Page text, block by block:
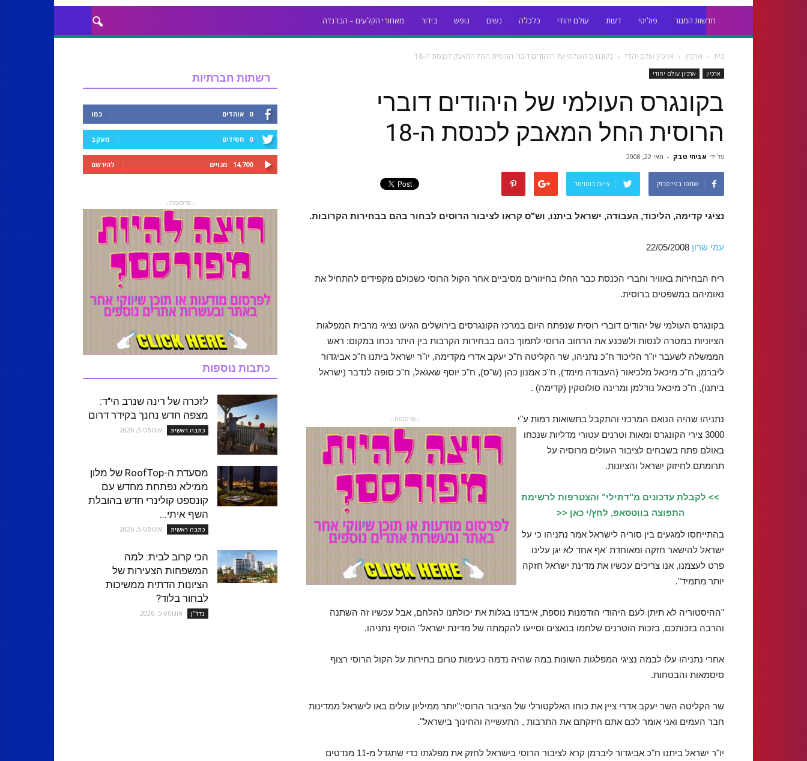
חדשות המגזר פוליטי דעות עולם יהודי כלכלה נשים נופש בידור מאחורי הקלעים – הברנז'ה
בית ארכיון ארכיון עולם יהודי בקונגרס העולמי של היהודים דוברי הרוסית החל המאבק לכנסת ה-18
ארכיון ארכיון עולם יהודי
בקונגרס העולמי של היהודים דוברי
הרוסית החל המאבק לכנסת ה-18
על ידי אביחי טבק - מאי 22, 2008
שתפו בפייסבוק צייצו בטוויטר
נציגי קדימה, הליכוד, העבודה, ישראל ביתנו, וש"ס קראו לציבור הרוסים לבחור בהם בבחירות הקרובות.
עמי שרון
ריח הבחירות באוויר וחברי הכנסת כבר החלו בחיזורים מסיביים אחר הקול הרוסי כשכולם מקפידים להתחיל את
נאומיהם במשפטים ברוסית.
בקונגרס העולמי של יהודים דוברי רוסית שנפתח היום במרכז הקונגרסים בירושלים הגיעו נציגי מרבית המפלגות
הציוניות במטרה לנסות ולשכנע את הרחוב הרוסי לתמוך בהם בבחירות הקרבות בין היתר נכחו במקום: ראש
הממשלה לשעבר יו"ר הליכוד ח"כ נתניהו, שר הקליטה ח"כ יעקב אדרי מקדימה, יו"ר ישראל ביתנו ח"כ אביגדור
ליברמן, ח"כ מיכאל מלכיאור (העבודה מימד), ח"כ אמנון כהן (ש"ס), ח"כ יוסף שאגאל, ח"כ סופה לנדבר (ישראל
ביתנו), ח"כ מיכאל נודלמן ומרינה סולוטקין (קדימה) .
- פרסומת -
נתניהו שהיה הנואם המרכזי והתקבל בתשואות רמות ע"י
3000 צירי הקונגרס ומאות וטרנים עטורי מדליות שנכחו
באולם פתח בשבחים לציבור העולים מרוסיה על
תרומתם לחיזוק ישראל והציונות.
>> לקבלת עדכונים מ"דתילי" והצטרפות לרשימת
התפוצה בווטסאפ, לחץ/י כאן <<
בהתייחסו למגעים בין סוריה לישראל אמר נתניהו כי על
ישראל להישאר חזקה ומאוחדת 'אף אחד לא יגן עלינו
פרט לעצמנו, אנו צריכים עכשיו את מדינת ישראל חזקה
יותר מתמיד".
"ההיסטוריה לא תיתן לעם היהודי הזדמנות נוספת, איבדנו בגלות את יכולתנו להלחם, אבל עכשיו זה השתנה
והרבה בזכותכם, בזכות הוטרנים שלחמו בנאצים וסייעו להקמתה של מדינת ישראל" הוסיף נתניהו.
אחרי נתניהו עלו לבמה נציגי המפלגות השונות במה שהיה נדמה כעימות טרום בחירות על הקול הרוסי רצוף
סיסמאות והבטחות.
שר הקליטה השר יעקב אדרי ציין את כוחו האלקטורלי של הציבור הרוסי:"יותר ממיליון עולים באו לישראל ממדינות
חבר העמים ואני אומר לכם אתם חיזקתם את התרבות , התעשייה והחינוך בישראל".
יו"ר ישראל ביתנו ח"כ אביגדור ליברמן קרא לציבור הרוסי בישראל לחזק את מפלגתו כדי שתגדל מ-11 מנדטים
רשתות חברתיות
0 אוהדים כמו
0 חסידים מעקב
14,700 מנויים להירשם
- פרסומת -
כתבות נוספות
לזכרה של רינה שנרב הי"ד:
מצפה חדש נחנך בקידר דרום
כתבה ראשית אוגוסט 5, 2026
מסעדת ה-RoofTop של מלון
ממילא נפתחת מחדש עם
קונספט קולינרי חדש בהובלת
השף איתי...
כתבה ראשית אוגוסט 5, 2026
הכי קרוב לבית: למה
המשפחות הצעירות של
הציונות הדתית ממשיכות
לבחור בלוד?
נדל''ן אוגוסט 5, 2026